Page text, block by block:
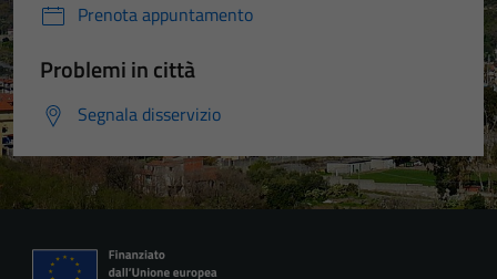
Prenota appuntamento
Problemi in città
Segnala disservizio